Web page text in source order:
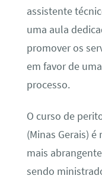
assistente
uma aula
promover os
em favor de
processo.
O curso de
(Minas Gerais)
mais
sendo